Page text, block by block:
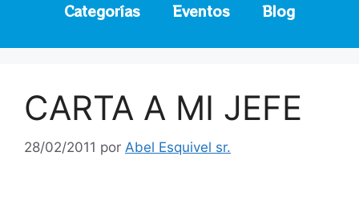
Categorías
Eventos Blog
CARTA A MI JEFE
28/02/2011 por Abel Esquivel sr.